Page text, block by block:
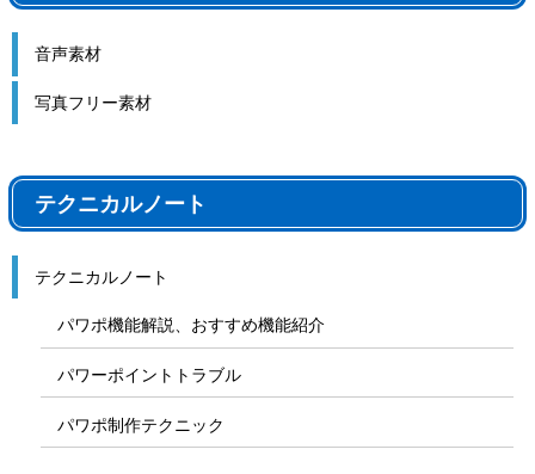
音声素材
写真フリー素材
テクニカルノート
テクニカルノート
パワポ機能解説、おすすめ機能紹介
パワーポイントトラブル
パワポ制作テクニック